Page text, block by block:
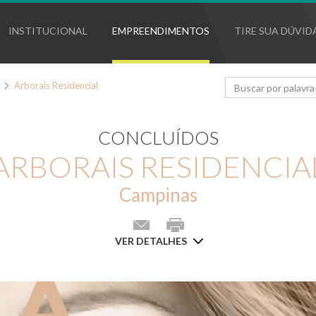
INSTITUCIONAL EMPREENDIMENTOS TIRE SUA
Arborais Residencial
CONCLUÍDOS
Campinas
E-
Imprimir
VER DETALHES